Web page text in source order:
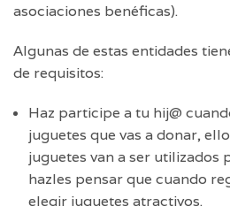
asociaciones benéficas).
Algunas de estas entidades
de requisitos:
Haz participe a tu hij@
juguetes que vas a donar,
juguetes van a ser utilizados
hazles pensar que cuando
elegir juguetes atractivos.